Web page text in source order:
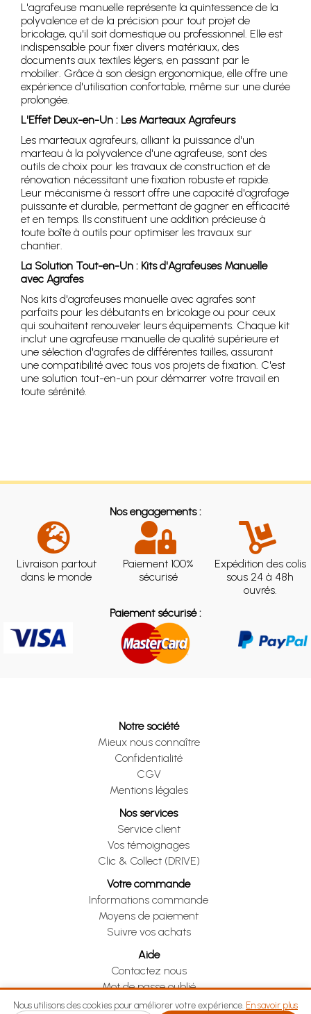
L'agrafeuse manuelle représente la quintessence de la
polyvalence et de la précision pour tout projet de
bricolage, qu'il soit domestique ou professionnel. Elle est
indispensable pour fixer divers matériaux, des
documents aux textiles légers, en passant par le
mobilier. Grâce à son design ergonomique, elle offre une
expérience d'utilisation confortable, même sur une durée
prolongée.
L'Effet Deux-en-Un : Les Marteaux Agrafeurs
Les marteaux agrafeurs, alliant la puissance d'un
marteau à la polyvalence d'une agrafeuse, sont des
outils de choix pour les travaux de construction et de
rénovation nécessitant une fixation robuste et rapide.
Leur mécanisme à ressort offre une capacité d'agrafage
puissante et durable, permettant de gagner en efficacité
et en temps. Ils constituent une addition précieuse à
toute boîte à outils pour optimiser les travaux sur
chantier.
La Solution Tout-en-Un : Kits d'Agrafeuses Manuelle
avec Agrafes
Nos kits d'agrafeuses manuelle avec agrafes sont
parfaits pour les débutants en bricolage ou pour ceux
qui souhaitent renouveler leurs équipements. Chaque kit
inclut une agrafeuse manuelle de qualité supérieure et
une sélection d'agrafes de différentes tailles, assurant
une compatibilité avec tous vos projets de fixation. C'est
une solution tout-en-un pour démarrer votre travail en
toute sérénité.
Nos engagements :
Livraison partout
dans le monde
Paiement 100%
sécurisé
Expédition des colis
sous 24 à 48h
ouvrés.
Paiement sécurisé :
Notre société
Mieux nous connaître
Confidentialité
CGV
Mentions légales
Nos services
Service client
Vos témoignages
Clic & Collect (DRIVE)
Votre commande
Informations commande
Moyens de paiement
Suivre vos achats
Aide
Contactez nous
Mot de passe oublié
Je me rétracte
Nous utilisons des cookies pour améliorer votre expérience. En savoir plus